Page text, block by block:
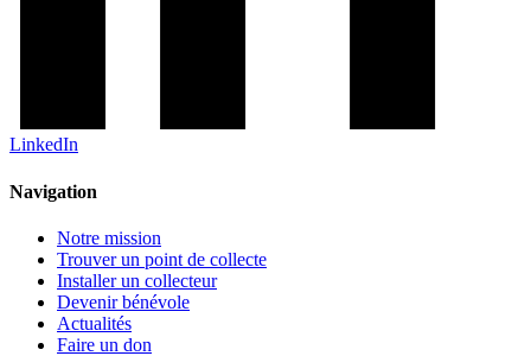
LinkedIn
Navigation
Notre mission
Trouver un point de collecte
Installer un collecteur
Devenir bénévole
Actualités
Faire un don